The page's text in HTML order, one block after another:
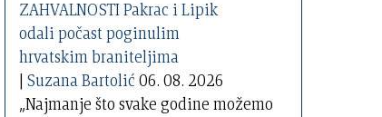
| Suzana Bartolić 06. 08. 2026
„Najmanje što svake godine možemo